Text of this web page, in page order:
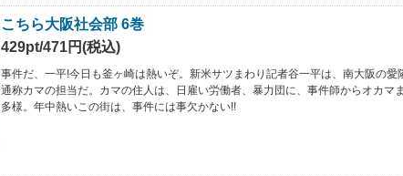
こちら大阪社会部 6巻
429pt/471円(税込)
事件だ、一平!今日も釜ヶ崎は熱いぞ。新米サツまわり記者谷一平は、南大阪の愛
通称カマの担当だ。カマの住人は、日雇い労働者、暴力団に、事件師からオカマ
多様。年中熱いこの街は、事件には事欠かない!!